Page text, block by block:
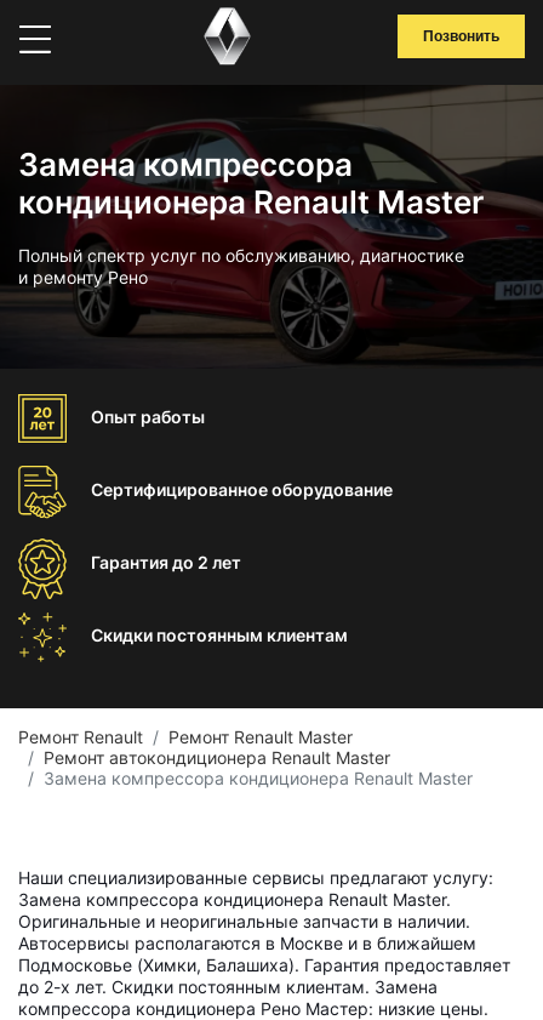
Позвонить
Замена компрессора
кондиционера Renault Master
Полный спектр услуг по обслуживанию, диагностике
и ремонту Рено
Опыт работы
Сертифицированноеоборудование
Гарантиядо 2 лет
Скидки постоянным клиентам
Ремонт Renault
Ремонт Renault Master
Ремонт автокондиционера Renault Master
Замена компрессора кондиционера Renault Master
Наши специализированные сервисы предлагают услугу:
Замена компрессора кондиционера Renault Master.
Оригинальные и неоригинальные запчасти в наличии.
Автосервисы располагаются в Москве и в ближайшем
Подмосковье (Химки, Балашиха). Гарантия предоставляет
до 2-х лет. Скидки постоянным клиентам. Замена
компрессора кондиционера Рено Мастер: низкие цены.